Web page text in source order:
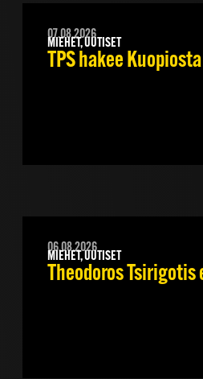
07.08.2026
MIEHET, UUTISET
TPS hakee
06.08.2026
MIEHET, UUTISET
Theodoros Tsirigotis